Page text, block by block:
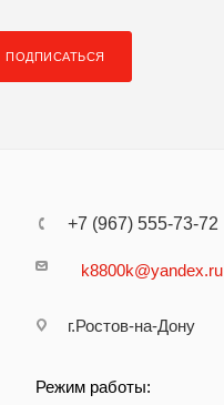
ПОДПИСАТЬСЯ
+7 (967) 555-73-72
k8800k@yandex.ru
г.Ростов-на-Дону
Режим работы: